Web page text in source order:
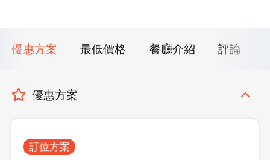
優惠方案 最低價格 餐廳介紹 評論
優惠方案
訂位方案